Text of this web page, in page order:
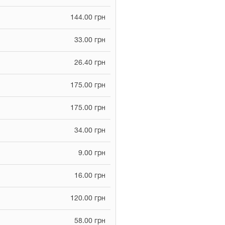
144.00 грн
33.00 грн
26.40 грн
175.00 грн
175.00 грн
34.00 грн
9.00 грн
16.00 грн
120.00 грн
58.00 грн